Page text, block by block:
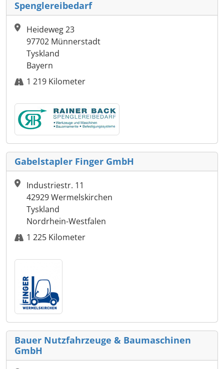
Spenglereibedarf
Heideweg 23
97702 Münnerstadt
Tyskland
Bayern
1 219 Kilometer
Gabelstapler Finger GmbH
Industriestr. 11
42929 Wermelskirchen
Tyskland
Nordrhein-Westfalen
1 225 Kilometer
Bauer Nutzfahrzeuge & Baumaschinen
GmbH